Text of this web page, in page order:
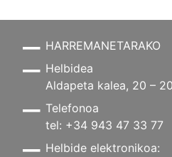
HARREMANETARAKO
Helbidea
Aldapeta kalea, 20 –
Telefonoa
tel: +34 943 47 33 77
Helbide elektronikoa: